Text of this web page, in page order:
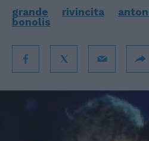
grande rivincita
bonolis